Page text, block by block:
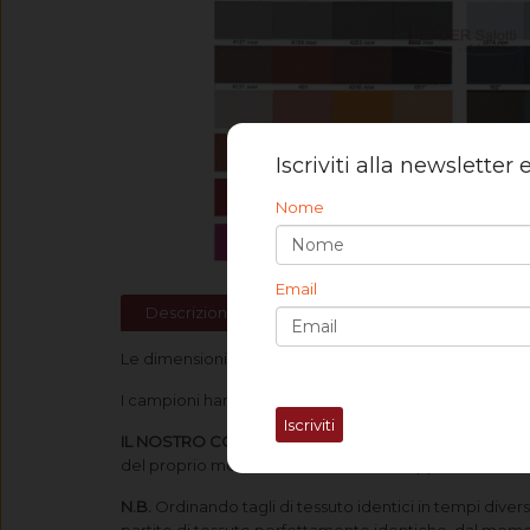
Descrizione Spedizione
Le dimensioni previste sono di cm 4x5 circa (in base
I campioni hanno un costo di € 0,50 Iva inclusa
IL NOSTRO CONSIGLIO: prima di selezionare i colori
del proprio monitor, difatti, un colore
N.B. Ordinando tagli di tessuto identici in tempi
Iscriviti alla newsletter
Nome
Email
Iscriviti